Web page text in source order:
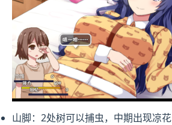
山脚：2处树可以捕虫，中期出现凉花